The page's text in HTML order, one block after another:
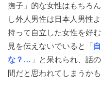
撫子」的な女性はもちろ
し外人男性は日本人男性
持って自立した女性を好
見を伝えないでいると「
な？…
」と呆れられ、話
間だと思われてしまうかも